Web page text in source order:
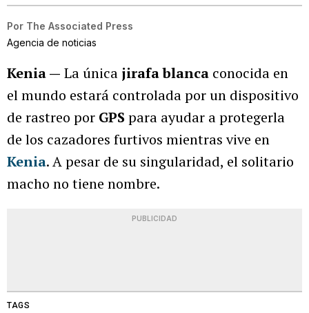
Por The Associated Press
Agencia de noticias
Kenia — La única jirafa blanca conocida en
el mundo estará controlada por un dispositivo
de rastreo por GPS para ayudar a protegerla
de los cazadores furtivos mientras vive en
Kenia. A pesar de su singularidad, el solitario
macho no tiene nombre.
PUBLICIDAD
TAGS